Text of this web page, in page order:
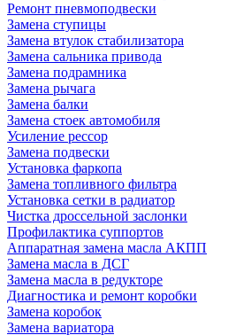
Ремонт пневмоподвески
Замена ступицы
Замена втулок стабилизатора
Замена сальника привода
Замена подрамника
Замена рычага
Замена балки
Замена стоек автомобиля
Усиление рессор
Замена подвески
Установка фаркопа
Замена топливного фильтра
Установка сетки в радиатор
Чистка дроссельной заслонки
Профилактика суппортов
Аппаратная замена масла АКПП
Замена масла в ДСГ
Замена масла в редукторе
Диагностика и ремонт коробки
Замена коробок
Замена вариатора